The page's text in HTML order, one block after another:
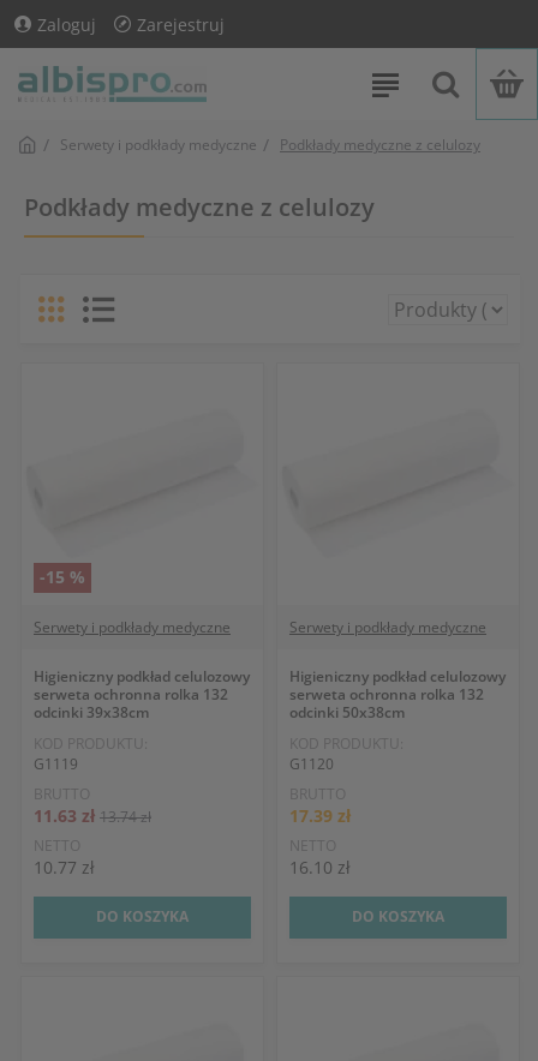
Zaloguj Zarejestruj
Serwety i podkłady medyczne Podkłady medyczne z celulozy
Podkłady medyczne z celulozy
-15 %
Serwety i podkłady medyczne
Higieniczny podkład celulozowy
serweta ochronna rolka 132
odcinki 39x38cm
KOD PRODUKTU:
G1119
BRUTTO
11.63 zł 13.74 zł
NETTO
10.77 zł
DO KOSZYKA
Serwety i podkłady medyczne
Higieniczny podkład celulozowy
serweta ochronna rolka 132
odcinki 50x38cm
KOD PRODUKTU:
G1120
BRUTTO
17.39 zł
NETTO
16.10 zł
DO KOSZYKA